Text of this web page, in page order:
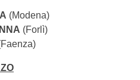
(Modena)
(Forlì)